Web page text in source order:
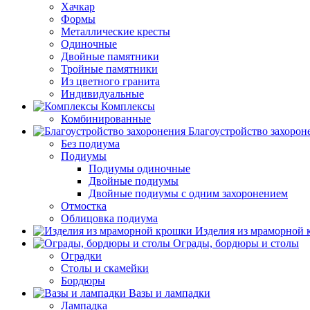
Хачкар
Формы
Металлические кресты
Одиночные
Двойные памятники
Тройные памятники
Из цветного гранита
Индивидуальные
Комплексы
Комбинированные
Благоустройство
Без подиума
Подиумы
Подиумы одиночные
Двойные подиумы
Двойные подиумы с одним захоронением
Отмостка
Облицовка подиума
Изделия из мраморной
Ограды, бордюры и столы
Оградки
Столы и скамейки
Бордюры
Вазы и лампадки
Лампадка